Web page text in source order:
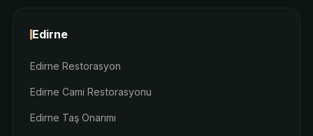
Edirne
Edirne Restorasyon
Edirne Cami Restorasyonu
Edirne Taş Onarımı